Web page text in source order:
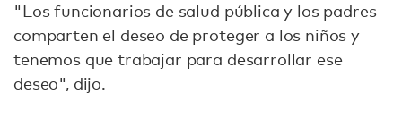
"Los funcionarios de salud pública y los padres
comparten el deseo de proteger a los niños y
tenemos que trabajar para desarrollar ese
deseo", dijo.